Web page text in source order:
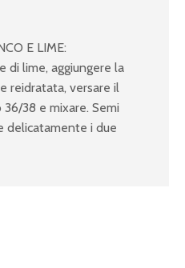
E LIME:
di lime, aggiungere la
reidratata, versare il
38 e mixare. Semi
delicatamente i due